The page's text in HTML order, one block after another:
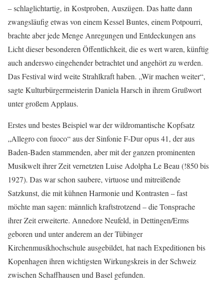
– schlaglichtartig, in Kostproben, Auszügen. Das hatte dann
zwangsläufig etwas von einem Kessel Buntes, einem Potpourri,
brachte aber jede Menge Anregungen und Entdeckungen ans
Licht dieser besonderen Öffentlichkeit, die es wert waren, künftig
auch anderswo eingehender betrachtet und angehört zu werden.
Das Festival wird weite Strahlkraft haben. „Wir machen weiter“,
sagte Kulturbürgermeisterin Daniela Harsch in ihrem Grußwort
unter großem Applaus.
Erstes und bestes Beispiel war der wildromantische Kopfsatz
„Allegro con fuoco“ aus der Sinfonie F-Dur opus 41, der aus
Baden-Baden stammenden, aber mit der ganzen prominenten
Musikwelt ihrer Zeit vernetzten Luise Adolpha Le Beau (!850 bis
1927). Das war schon saubere, virtuose und mitreißende
Satzkunst, die mit kühnen Harmonie und Kontrasten – fast
möchte man sagen: männlich kraftstrotzend – die Tonsprache
ihrer Zeit erweiterte. Annedore Neufeld, in Dettingen/Erms
geboren und unter anderem an der Tübinger
Kirchenmusikhochschule ausgebildet, hat nach Expeditionen bis
Kopenhagen ihren wichtigsten Wirkungskreis in der Schweiz
zwischen Schaffhausen und Basel gefunden.